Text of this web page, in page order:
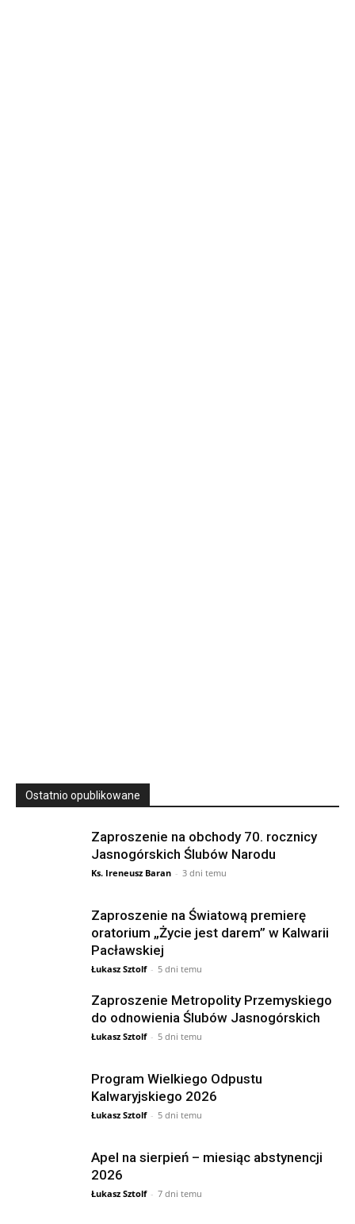
Ostatnio opublikowane
Zaproszenie na obchody 70. rocznicy
Jasnogórskich Ślubów Narodu
Ks. Ireneusz Baran - 3 dni temu
Zaproszenie na Światową premierę
oratorium „Życie jest darem” w Kalwarii
Pacławskiej
Łukasz Sztolf - 5 dni temu
Zaproszenie Metropolity Przemyskiego
do odnowienia Ślubów Jasnogórskich
Łukasz Sztolf - 5 dni temu
Program Wielkiego Odpustu
Kalwaryjskiego 2026
Łukasz Sztolf - 5 dni temu
Apel na sierpień – miesiąc abstynencji
2026
Łukasz Sztolf - 7 dni temu